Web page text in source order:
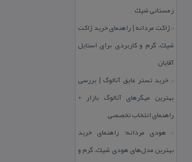
زمستانی شیك
::ژاكت مردانه | راهنمای خرید ژاكت
شیك، گرم و كاربردی برای استایل
آقایان
:: خرید تستر عایق آنالوگ | بررسی
بهترین میگرهای آنالوگ بازار +
راهنمای انتخاب تخصصی
:: هودی مردانه؛ راهنمای خرید
بهترین مدل‌های هودی شیك، گرم و